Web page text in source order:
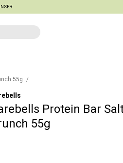
55g
Protein Bar
55g